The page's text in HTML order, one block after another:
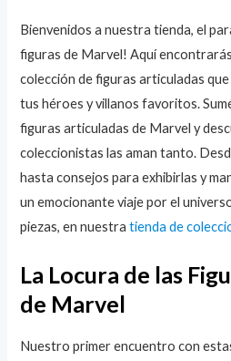
Bienvenidos a nuestra tienda, el
figuras de Marvel! Aquí
colección de figuras articuladas
tus héroes y villanos favoritos.
figuras articuladas de Marvel y
coleccionistas las aman tanto.
hasta consejos para exhibirlas y
un emocionante viaje por el
piezas, en nuestratienda de
La Locura de las
de Marvel
Nuestro primer encuentro con